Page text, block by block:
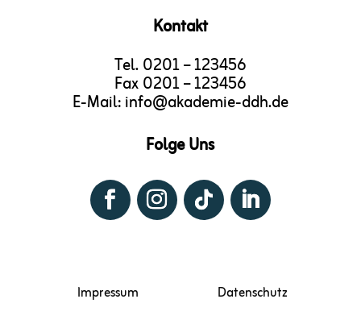
Kontakt
Tel. 0201 – 123456
Fax 0201 – 123456
E-Mail: info@akademie-ddh.de
Folge Uns
Impressum Datenschutz